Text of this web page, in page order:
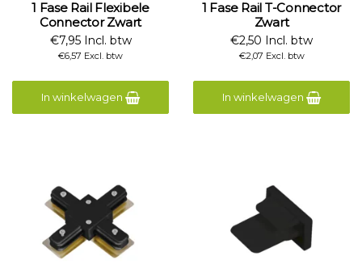
1 Fase Rail Flexibele
Connector Zwart
€7,95 Incl. btw
€6,57 Excl. btw
In winkelwagen
1 Fase Rail T-Connector
Zwart
€2,50 Incl. btw
€2,07 Excl. btw
In winkelwagen